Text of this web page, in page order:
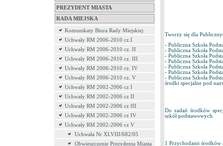
PREZYDENT MIASTA
RADA MIEJSKA
Komunikaty Biura Rady Miejskiej
Uchwały RM 2006-2010 cz.I
Uchwały RM 2006-2010 cz. II
Uchwały RM 2006-2010 cz. III
Uchwały RM 2006-2010 cz. IV
Uchwały RM 2006-2010 cz. V
Uchwały RM 2002-2006 cz I
Uchwały RM 2002-2006 cz II
Uchwały RM 2002-2006 cz III
Uchwały RM 2002-2006 cz IV
Uchwały RM 2002-2006 cz V
Uchwała Nr XLVIII/682/05
Obwieszczenie Prezydenta Miasta
Tworzy się dla
- Publiczna Szkoła
- Publiczna Szkoła
- Publiczna Szkoła
- Publiczna Szkoła
- Publiczna Szkoła
- Publiczna Szkoła
- Publiczna Szkoła
środki specjalne pod
Do zadań środków
szkół podstawowych.
1 Przychodami środków